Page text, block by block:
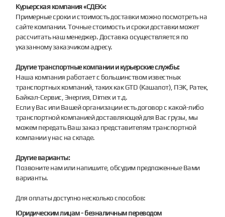
Курьерская компания «СДЕК»:
Примерные сроки и стоимость доставки можно посмотреть на
сайте компании. Точные стоимость и сроки доставки может
рассчитать наш менеджер. Доставка осуществляется по
указанному заказчиком адресу.
Другие транспортные компании и курьерские службы:
Наша компания работает с большинством известных
транспортных компаний, таких как GTD (Кашалот), ПЭК, Ратек,
Байкал-Сервис, Энергия, Dimex и т.д.
Если у Вас или Вашей организации есть договор с какой-либо
транспортной компанией доставляющей для Вас грузы, мы
можем передать Ваш заказ представителям транспортной
компании у нас на складе.
Другие варианты:
Позвоните нам или напишите, обсудим предложенные Вами
варианты.
Для оплаты доступно несколько способов:
Юридическим лицам - безналичным переводом